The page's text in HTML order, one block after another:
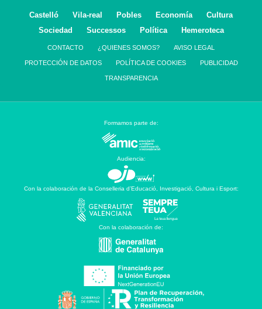
Castelló Vila-real Pobles Economía
Cultura
Sociedad
Successos Política Hemeroteca
CONTACTO ¿QUIENES SOMOS? AVISO LEGAL
PROTECCIÓN DE DATOS POLÍTICA DE COOKIES PUBLICIDAD
TRANSPARENCIA
Formamos parte de:
Audiencia:
Con la colaboración de la Conselleria d’Educació, Investigació, Cultura i Esport:
Con la colaboración de: